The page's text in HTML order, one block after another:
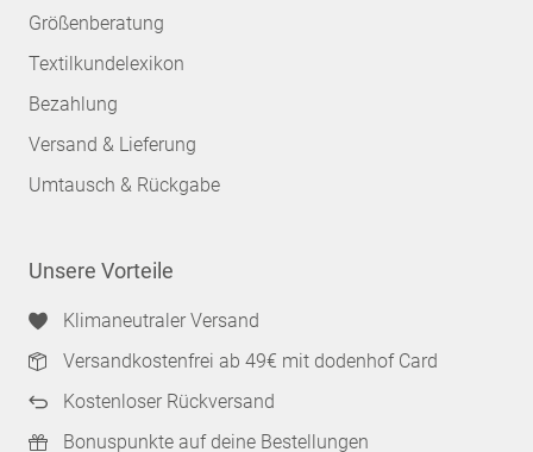
Größenberatung
Textilkundelexikon
Bezahlung
Versand & Lieferung
Umtausch & Rückgabe
Unsere Vorteile
Klimaneutraler Versand
Versandkostenfrei ab 49€ mit dodenhof Card
Kostenloser Rückversand
Bonuspunkte auf deine Bestellungen